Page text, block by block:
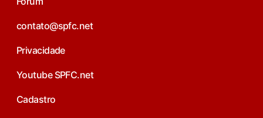
contato@spfc.net
Privacidade
Youtube SPFC.net
Cadastro